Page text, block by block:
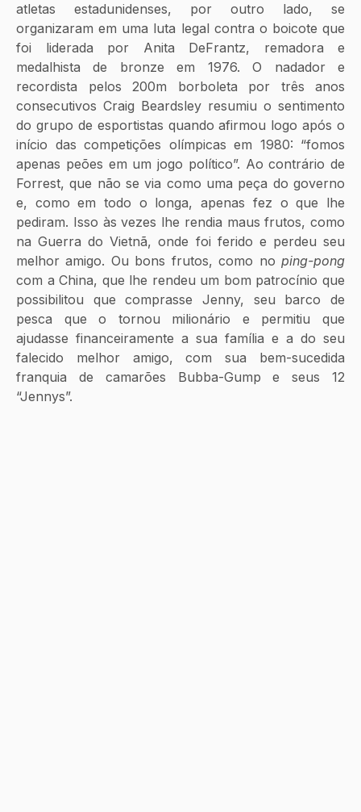
atletas estadunidenses, por outro lado, se
organizaram em uma luta legal contra o boicote que
foi liderada por Anita DeFrantz, remadora e
medalhista de bronze em 1976. O nadador e
recordista pelos 200m borboleta por três anos
consecutivos Craig Beardsley resumiu o sentimento
do grupo de esportistas quando afirmou logo após o
início das competições olímpicas em 1980: “fomos
apenas peões em um jogo político”. Ao contrário de
Forrest, que não se via como uma peça do governo
e, como em todo o longa, apenas fez o que lhe
pediram. Isso às vezes lhe rendia maus frutos, como
na Guerra do Vietnã, onde foi ferido e perdeu seu
melhor amigo. Ou bons frutos, como no ping-pong
com a China, que lhe rendeu um bom patrocínio que
possibilitou que comprasse Jenny, seu barco de
pesca que o tornou milionário e permitiu que
ajudasse financeiramente a sua família e a do seu
falecido melhor amigo, com sua bem-sucedida
franquia de camarões Bubba-Gump e seus 12
“Jennys”.